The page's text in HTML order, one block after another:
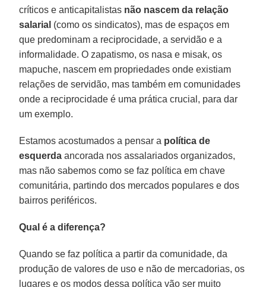
críticos e anticapitalistas não nascem da relação
salarial (como os sindicatos), mas de espaços em
que predominam a reciprocidade, a servidão e a
informalidade. O zapatismo, os nasa e misak, os
mapuche, nascem em propriedades onde existiam
relações de servidão, mas também em comunidades
onde a reciprocidade é uma prática crucial, para dar
um exemplo.
Estamos acostumados a pensar a política de
esquerda ancorada nos assalariados organizados,
mas não sabemos como se faz política em chave
comunitária, partindo dos mercados populares e dos
bairros periféricos.
Qual é a diferença?
Quando se faz política a partir da comunidade, da
produção de valores de uso e não de mercadorias, os
lugares e os modos dessa política vão ser muito